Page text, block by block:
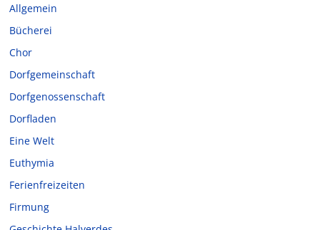
Allgemein
Bücherei
Chor
Dorfgemeinschaft
Dorfgenossenschaft
Dorfladen
Eine Welt
Euthymia
Ferienfreizeiten
Firmung